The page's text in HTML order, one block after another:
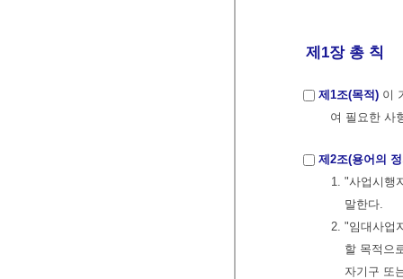
제1장 총 칙
제1조(목적) 이
여 필요한 사
제2조(용어의
1. "사업시행
말한다.
2. "임대사업
할 목적으
자기구 또